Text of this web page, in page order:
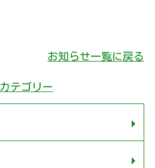
カテゴリー
お知らせ一覧に戻る